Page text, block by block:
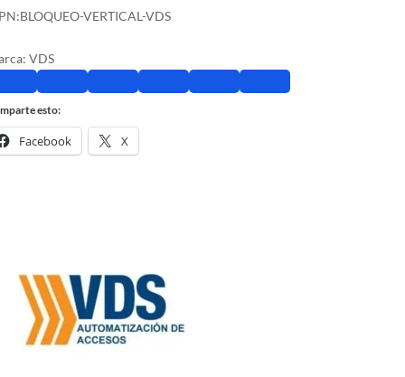
BLOQUEO-VERTICAL-VDS
VDS
esto:
Facebook X